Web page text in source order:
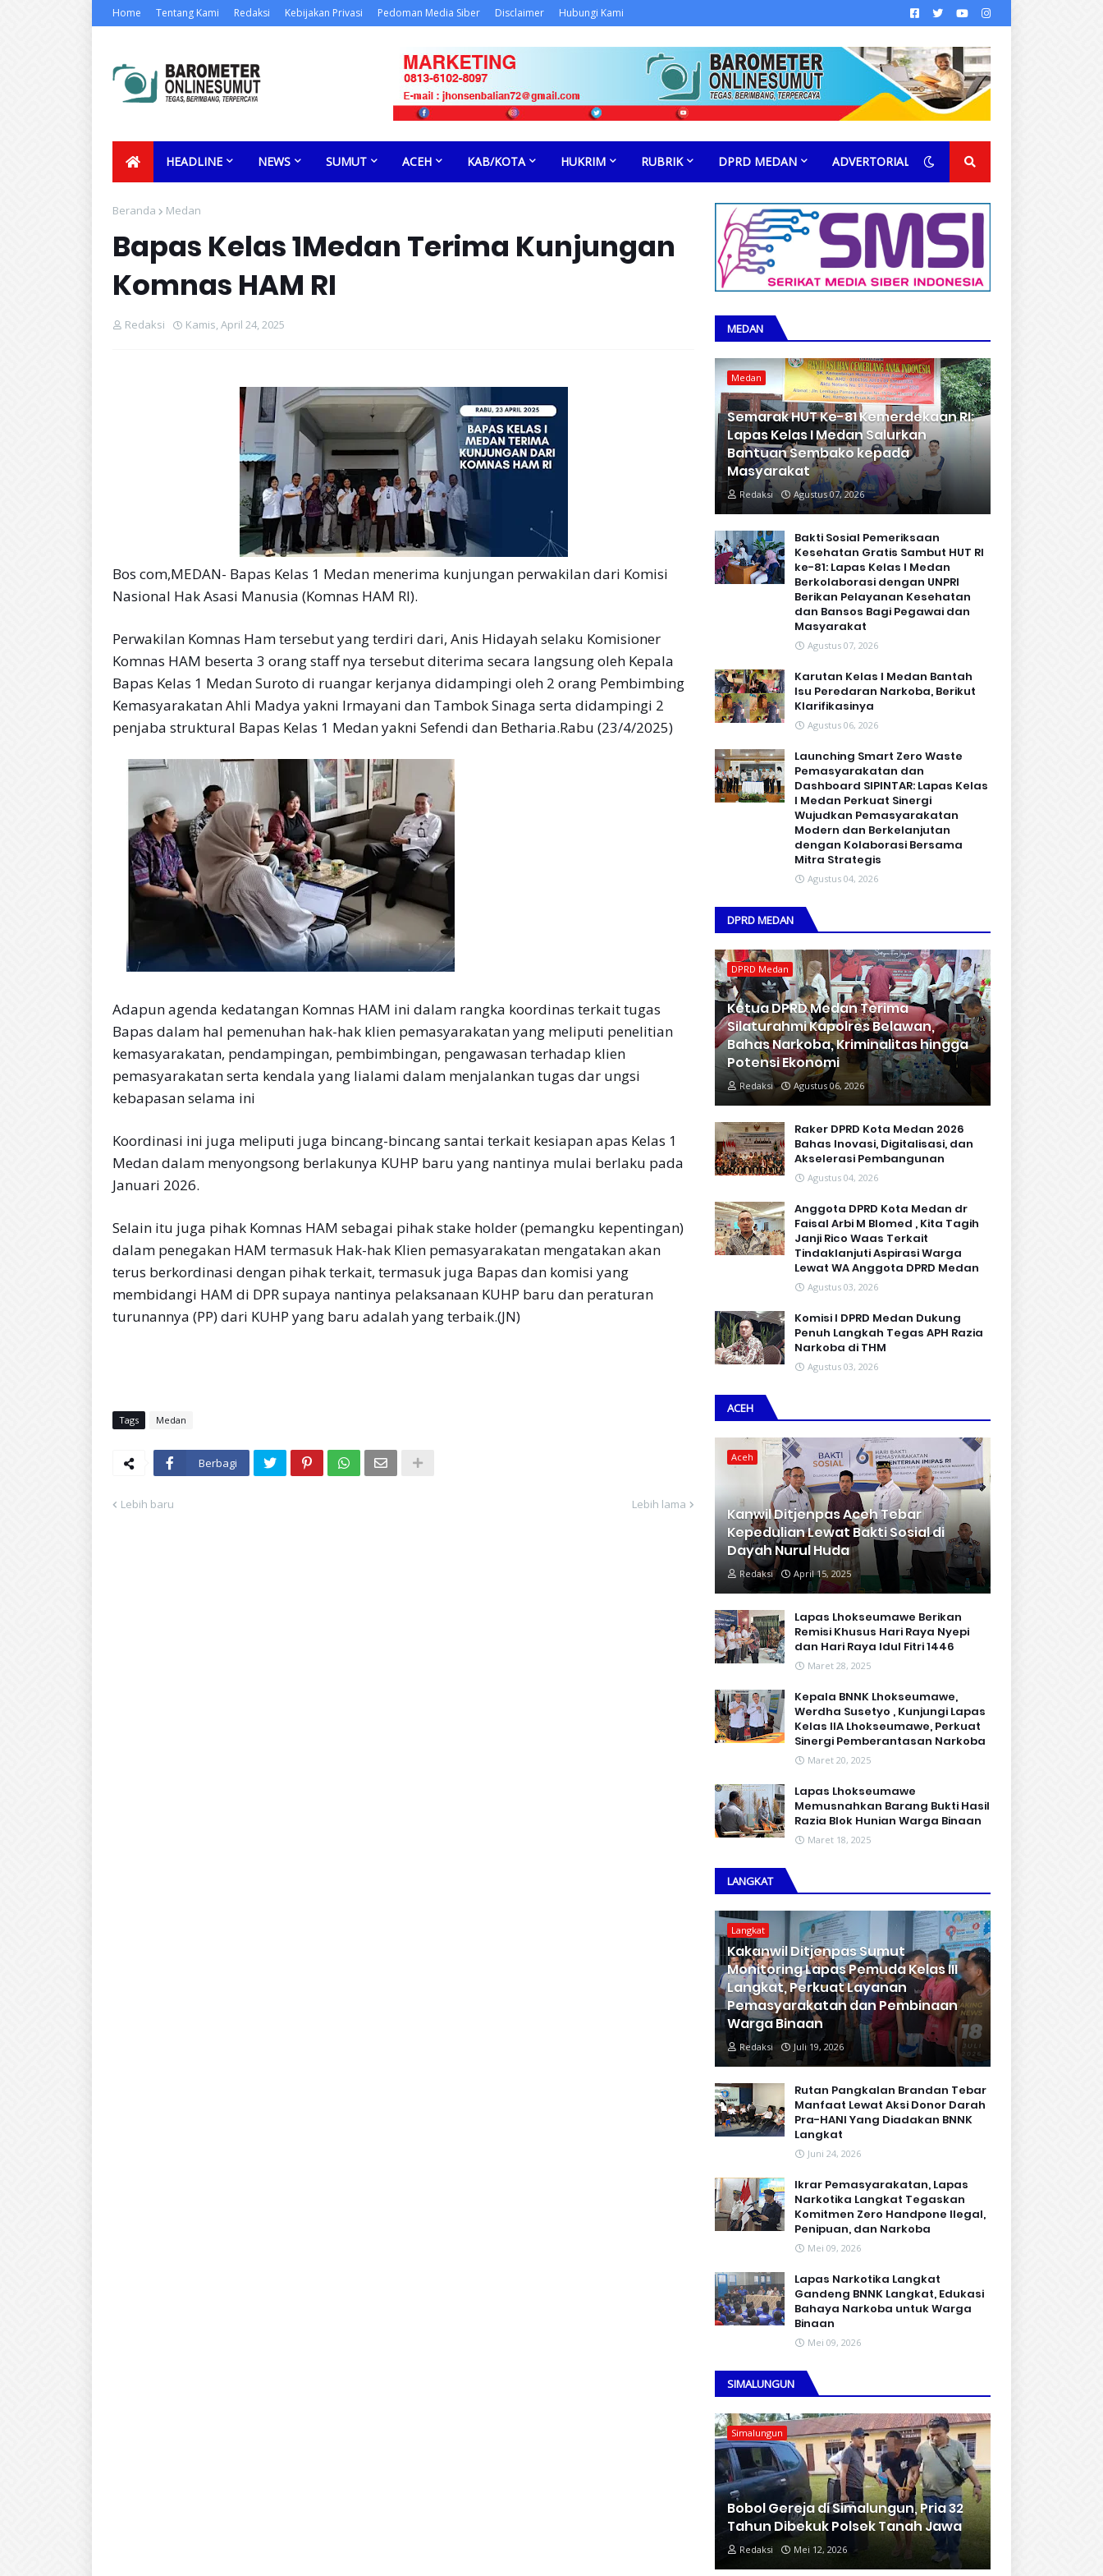
Home Tentang Kami Redaksi Kebijakan Privasi Pedoman Media Siber Disclaimer Hubungi Kami
HEADLINE NEWS SUMUT ACEH KAB/KOTA HUKRIM RUBRIK DPRD MEDAN ADVERTORIAL
Beranda Medan
Bapas Kelas 1Medan Terima Kunjungan
Komnas HAM RI
Redaksi Kamis, April 24, 2025
Bos com,MEDAN- Bapas Kelas 1 Medan menerima kunjungan perwakilan dari Komisi
Nasional Hak Asasi Manusia (Komnas HAM RI).
Perwakilan Komnas Ham tersebut yang terdiri dari, Anis Hidayah selaku Komisioner
Komnas HAM beserta 3 orang staff nya tersebut diterima secara langsung oleh Kepala
Bapas Kelas 1 Medan Suroto di ruangar kerjanya didampingi oleh 2 orang Pembimbing
Kemasyarakatan Ahli Madya yakni Irmayani dan Tambok Sinaga serta didampingi 2
penjaba struktural Bapas Kelas 1 Medan yakni Sefendi dan Betharia.Rabu (23/4/2025)
Adapun agenda kedatangan Komnas HAM ini dalam rangka koordinas terkait tugas
Bapas dalam hal pemenuhan hak-hak klien pemasyarakatan yang meliputi penelitian
kemasyarakatan, pendampingan, pembimbingan, pengawasan terhadap klien
pemasyarakatan serta kendala yang lialami dalam menjalankan tugas dar ungsi
kebapasan selama ini
Koordinasi ini juga meliputi juga bincang-bincang santai terkait kesiapan apas Kelas 1
Medan dalam menyongsong berlakunya KUHP baru yang nantinya mulai berlaku pada
Januari 2026.
Selain itu juga pihak Komnas HAM sebagai pihak stake holder (pemangku kepentingan)
dalam penegakan HAM termasuk Hak-hak Klien pemasyarakatan mengatakan akan
terus berkordinasi dengan pihak terkait, termasuk juga Bapas dan komisi yang
membidangi HAM di DPR supaya nantinya pelaksanaan KUHP baru dan peraturan
turunannya (PP) dari KUHP yang baru adalah yang terbaik.(JN)
Tags Medan
Berbagi
Lebih baru Lebih lama
MEDAN
Medan
Semarak HUT Ke-81 Kemerdekaan RI:
Lapas Kelas I Medan Salurkan
Bantuan Sembako kepada
Masyarakat
Redaksi Agustus 07, 2026
Bakti Sosial Pemeriksaan
Kesehatan Gratis Sambut HUT RI
ke-81: Lapas Kelas I Medan
Berkolaborasi dengan UNPRI
Berikan Pelayanan Kesehatan
dan Bansos Bagi Pegawai dan
Masyarakat
Agustus 07, 2026
Karutan Kelas I Medan Bantah
Isu Peredaran Narkoba, Berikut
Klarifikasinya
Agustus 06, 2026
Launching Smart Zero Waste
Pemasyarakatan dan
Dashboard SIPINTAR: Lapas Kelas
I Medan Perkuat Sinergi
Wujudkan Pemasyarakatan
Modern dan Berkelanjutan
dengan Kolaborasi Bersama
Mitra Strategis
Agustus 04, 2026
DPRD MEDAN
DPRD Medan
Ketua DPRD Medan Terima
Silaturahmi Kapolres Belawan,
Bahas Narkoba, Kriminalitas hingga
Potensi Ekonomi
Redaksi Agustus 06, 2026
Raker DPRD Kota Medan 2026
Bahas Inovasi, Digitalisasi, dan
Akselerasi Pembangunan
Agustus 04, 2026
Anggota DPRD Kota Medan dr
Faisal Arbi M Blomed , Kita Tagih
Janji Rico Waas Terkait
Tindaklanjuti Aspirasi Warga
Lewat WA Anggota DPRD Medan
Agustus 03, 2026
Komisi I DPRD Medan Dukung
Penuh Langkah Tegas APH Razia
Narkoba di THM
Agustus 03, 2026
ACEH
Aceh
Kanwil Ditjenpas Aceh Tebar
Kepedulian Lewat Bakti Sosial di
Dayah Nurul Huda
Redaksi April 15, 2025
Lapas Lhokseumawe Berikan
Remisi Khusus Hari Raya Nyepi
dan Hari Raya Idul Fitri 1446
Maret 28, 2025
Kepala BNNK Lhokseumawe,
Werdha Susetyo , Kunjungi Lapas
Kelas IIA Lhokseumawe, Perkuat
Sinergi Pemberantasan Narkoba
Maret 20, 2025
Lapas Lhokseumawe
Memusnahkan Barang Bukti Hasil
Razia Blok Hunian Warga Binaan
Maret 18, 2025
LANGKAT
Langkat
Kakanwil Ditjenpas Sumut
Monitoring Lapas Pemuda Kelas III
Langkat, Perkuat Layanan
Pemasyarakatan dan Pembinaan
Warga Binaan
Redaksi Juli 19, 2026
Rutan Pangkalan Brandan Tebar
Manfaat Lewat Aksi Donor Darah
Pra-HANI Yang Diadakan BNNK
Langkat
Juni 24, 2026
Ikrar Pemasyarakatan, Lapas
Narkotika Langkat Tegaskan
Komitmen Zero Handpone llegal,
Penipuan, dan Narkoba
Mei 09, 2026
Lapas Narkotika Langkat
Gandeng BNNK Langkat, Edukasi
Bahaya Narkoba untuk Warga
Binaan
Mei 09, 2026
SIMALUNGUN
Simalungun
Bobol Gereja di Simalungun, Pria 32
Tahun Dibekuk Polsek Tanah Jawa
Redaksi Mei 12, 2026